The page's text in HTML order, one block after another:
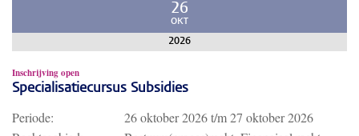
26
OKT
2026
Inschrijving open
Specialisatiecursus Subsidies
Periode: 26 oktober 2026t/m27 oktober 2026